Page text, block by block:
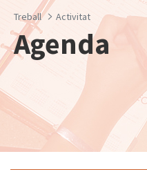
Treball Activitat
Agenda